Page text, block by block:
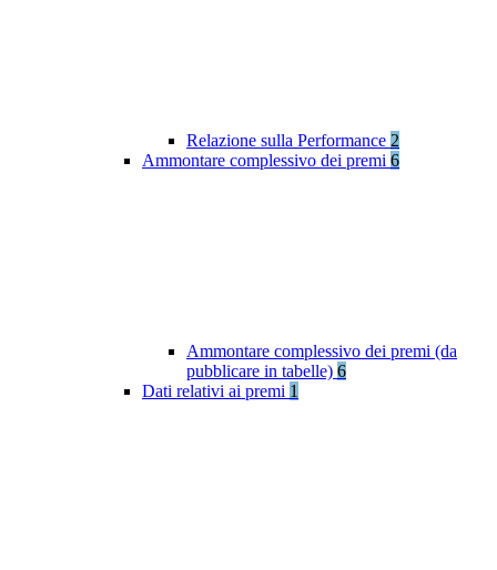
Relazione sulla Performance 2
Ammontare complessivo dei premi 6
Ammontare complessivo dei premi (da
pubblicare in tabelle) 6
Dati relativi ai premi 1